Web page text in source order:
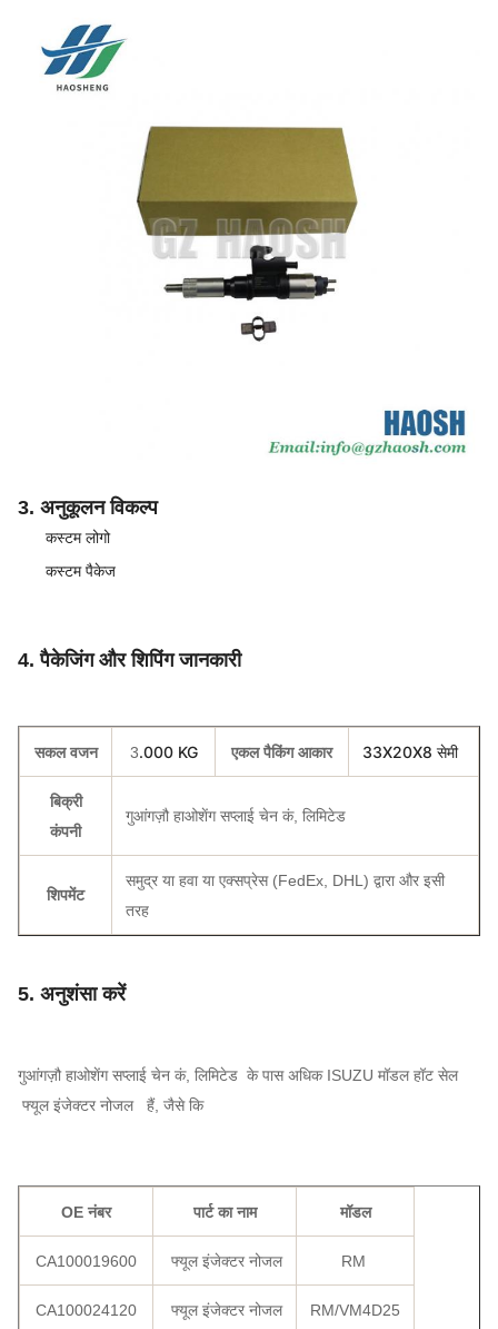
इंजेक्शन इवेंट (प्री-इंजेक्शन, मुख्य इंजेक्शन, पोस्ट-
इंजेक्शन) सक्षम होते हैं।
3. अनुकूलन विकल्प
कस्टम लोगो
कस्टम पैकेज
4. पैकेजिंग और शिपिंग जानकारी
सकल वजन 3.000 KG एकल पैकिंग आकार 33X20X8 सेमी
बिक्री
कंपनी
गुआंगज़ौ हाओशेंग सप्लाई चेन कं, लिमिटेड
शिपमेंट
समुद्र या हवा या एक्सप्रेस (FedEx, DHL) द्वारा और इसी
तरह
5. अनुशंसा करें
गुआंगज़ौ हाओशेंग सप्लाई चेन कं, लिमिटेड के पास अधिक ISUZU मॉडल हॉट सेल
फ्यूल इंजेक्टर नोजल हैं, जैसे कि
OE नंबर पार्ट का नाम मॉडल
CA100019600 फ्यूल इंजेक्टर नोजल RM
CA100024120 फ्यूल इंजेक्टर नोजल RM/VM4D25